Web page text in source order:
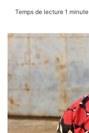
Temps de lecture 1 minute